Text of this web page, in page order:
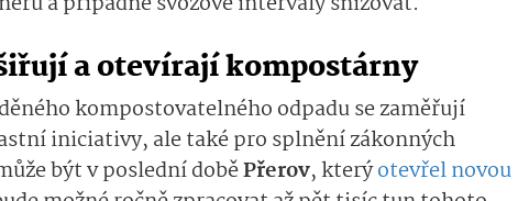
a otevírají kompostárny
kompostovatelného odpadu se zaměřují
iniciativy, ale také pro splnění zákonných
být v poslední doběPřerov, kterýotevřel novou